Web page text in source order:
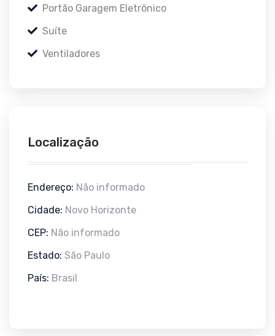
Portão Garagem Eletrônico
Suíte
Ventiladores
Localização
Endereço: Não informado
Cidade: Novo Horizonte
CEP: Não informado
Estado: São Paulo
País: Brasil